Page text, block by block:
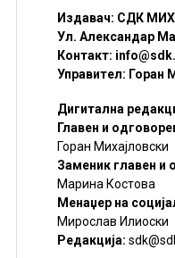
Издавач: СДК
Ул. Александар
Контакт:
Управител: Горан
Дигитална
Главен и
Горан Михајловски
Заменик главен и
Марина Костова
Менаџер на
Мирослав Илиоски
Редакцијa: